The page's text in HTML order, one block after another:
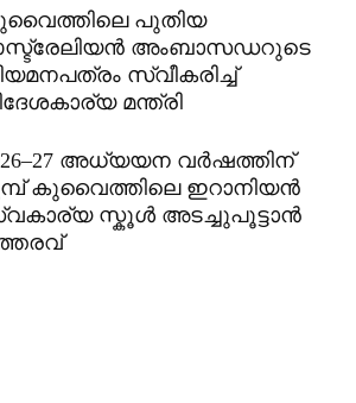
പുതിയ
അംബാസഡറുടെ
സ്വീകരിച്ച്
മന്ത്രി
അധ്യയന വർഷത്തിന്
കുവൈത്തിലെ ഇറാനിയൻ
സ്കൂൾ അടച്ചുപൂട്ടാൻ